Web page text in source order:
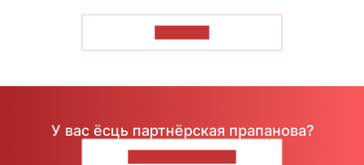
У вас ёсць партнёрская прапанова?